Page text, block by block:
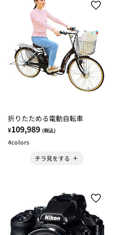
折りたためる電動自転車
¥109,989 (税込)
4colors
チラ見をする